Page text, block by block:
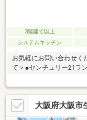
3階建て以上
システムキッチン
お気軽にお問い合わせく
て＞●センチュリー21ラ
す！●リフォームのご相
ンのご相談・・・なんで
メトロ御堂筋線「西田辺
～20：00（火曜日・水
大阪府大阪市